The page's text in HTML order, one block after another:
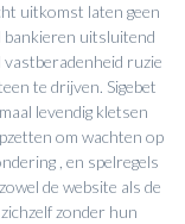
uitkomst laten geen
bankieren uitsluitend
vastberadenheid ruzie
te drijven. Sigebet
levendig kletsen
om wachten op
, en spelregels
de website als de
zonder hun